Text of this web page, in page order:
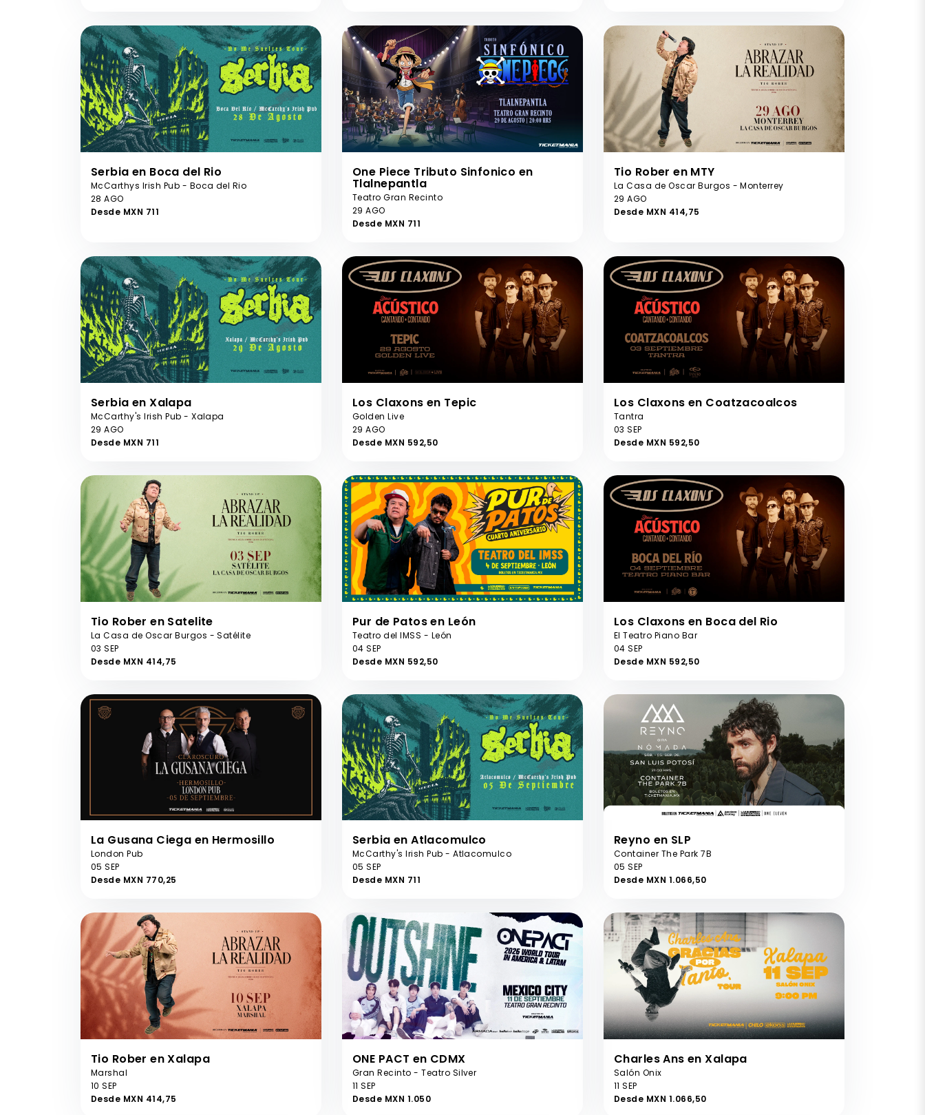
Serbia en Boca del Rio
McCarthys Irish Pub - Boca del Rio
28 AGO
Desde MXN 711
One Piece Tributo Sinfonico en
Tlalnepantla
Teatro Gran Recinto
29 AGO
Desde MXN 711
Tio Rober en MTY
La Casa de Oscar Burgos - Monterrey
29 AGO
Desde MXN 414,75
Serbia en Xalapa
McCarthy's Irish Pub - Xalapa
29 AGO
Desde MXN 711
Los Claxons en Tepic
Golden Live
29 AGO
Desde MXN 592,50
Los Claxons en Coatzacoalcos
Tantra
03 SEP
Desde MXN 592,50
Tio Rober en Satelite
La Casa de Oscar Burgos - Satélite
03 SEP
Desde MXN 414,75
Pur de Patos en León
Teatro del IMSS - León
04 SEP
Desde MXN 592,50
Los Claxons en Boca del Rio
El Teatro Piano Bar
04 SEP
Desde MXN 592,50
La Gusana Ciega en Hermosillo
London Pub
05 SEP
Desde MXN 770,25
Serbia en Atlacomulco
McCarthy's Irish Pub - Atlacomulco
05 SEP
Desde MXN 711
Reyno en SLP
Container The Park 7B
05 SEP
Desde MXN 1.066,50
Tio Rober en Xalapa
Marshal
10 SEP
Desde MXN 414,75
ONE PACT en CDMX
Gran Recinto - Teatro Silver
11 SEP
Desde MXN 1.050
Charles Ans en Xalapa
Salón Onix
11 SEP
Desde MXN 1.066,50